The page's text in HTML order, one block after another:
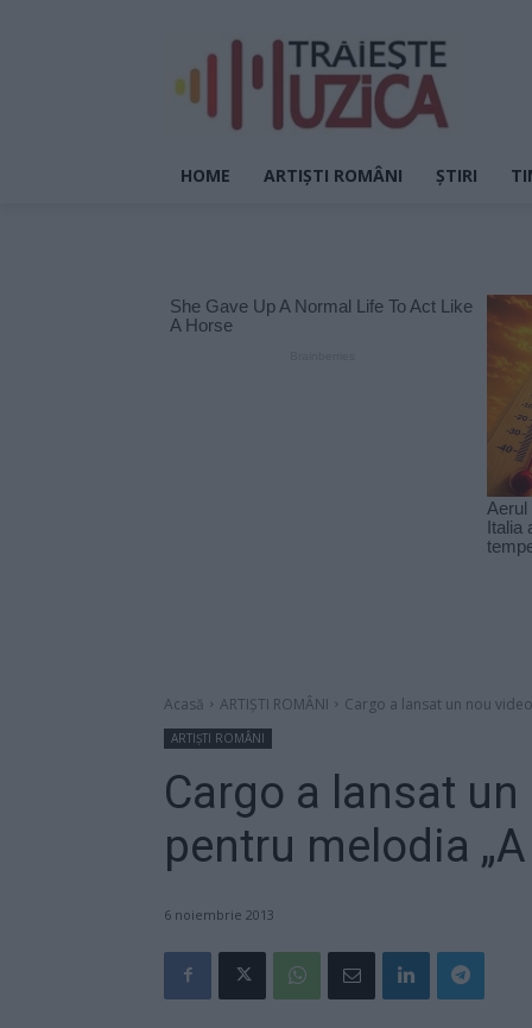
HOME ARTIȘTI ROMÂNI ȘTIRI
Acasă ARTIȘTI ROMÂNI Cargo a lansat un nou
ARTIȘTI ROMÂNI
Cargo a lansat
pentru melodia
6 noiembrie 2013